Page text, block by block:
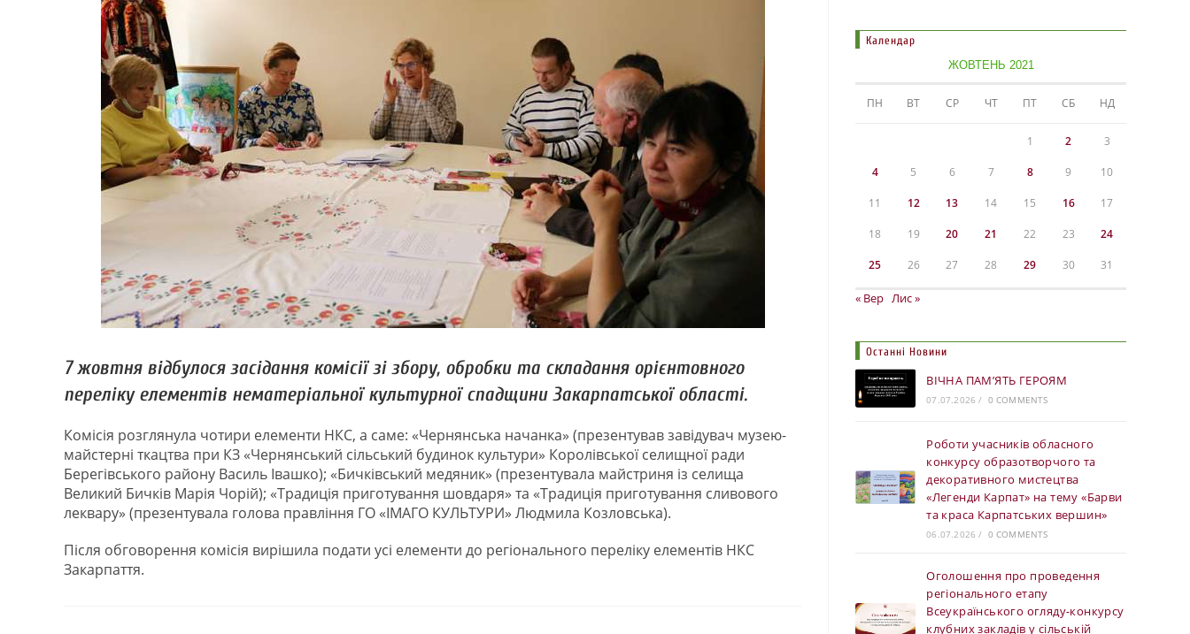
7 жовтня відбулося засідання комісії зі збору, обробки та складання орієнтовного
переліку елементів нематеріальної культурної спадщини Закарпатської області.
Комісія розглянула чотири елементи НКС, а саме: «Чернянська начанка» (презентував завідувач музею-
майстерні ткацтва при КЗ «Чернянський сільський будинок культури» Королівської селищної ради
Берегівського району Василь Івашко); «Бичківський медяник» (презентувала майстриня із селища
Великий Бичків Марія Чорій); «Традиція приготування шовдаря» та «Традиція приготування сливового
леквару» (презентувала голова правління ГО «ІМАГО КУЛЬТУРИ» Людмила Козловська).
Після обговорення комісія вирішила подати усі елементи до регіонального переліку елементів НКС
Закарпаття.
Календар
ЖОВТЕНЬ 2021
ПН ВТ СР ЧТ ПТ СБ НД
1 2 3
4 5 6 7 8 9 10
11 12 13 14 15 16 17
18 19 20 21 22 23 24
25 26 27 28 29 30 31
« Вер Лис »
Останні Новини
ВІЧНА ПАМ’ЯТЬ ГЕРОЯМ
07.07.2026 / 0 COMMENTS
Роботи учасників обласного
конкурсу образотворчого та
декоративного мистецтва
«Легенди Карпат» на тему «Барви
та краса Карпатських вершин»
06.07.2026 / 0 COMMENTS
Оголошення про проведення
регіонального етапу
Всеукраїнського огляду-конкурсу
клубних закладів у сільській